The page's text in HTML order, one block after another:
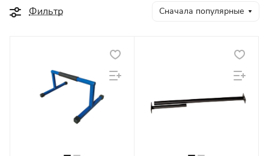
Фильтр Сначала популярные